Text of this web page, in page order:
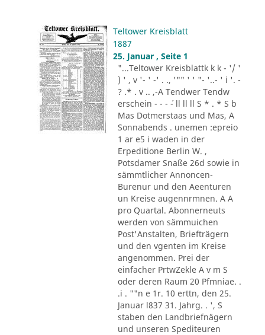
Teltower Kreisblatt
1887
25. Januar , Seite 1
"...Teltower Kreisblattk k k - '/ '
) ' , v '- ' -' . ., '"" ' ' "- '..- ' i '. -
? .* . v .. ,-A Tendwer Tendw
erschein - - - ´- ll ll ll S * . * S b
Mas Dotmerstaas und Mas, A
Sonnabends . unemen :epreio
1 ar e5 i waden in der
Erpeditione Berlin W. ,
Potsdamer Snaße 26d sowie in
sämmtlicher Annoncen-
Burenur und den Aeenturen
un Kreise augennrmnen. A A
pro Quartal. Abonnerneuts
werden von sämmuichen
Post'Anstalten, Briefträgern
und den vgenten im Kreise
angenommen. Prei der
einfacher PrtwZekle A v m S
oder deren Raum 20 Pfmniae. .
.i . ""n e 1r. 10 erttn, den 25.
Januar l837 31. Jahrg. . ', S
staben den Landbriefnägern
und unseren Spediteuren